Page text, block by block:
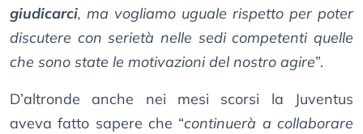
giudicarci, ma vogliamo uguale rispetto per poter
discutere con serietà nelle sedi competenti quelle
che sono state le motivazioni del nostro agire”.
D’altronde anche nei mesi scorsi la Juventus
aveva fatto sapere che “continuerà a collaborare